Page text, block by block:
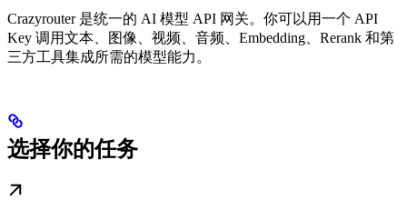
Crazyrouter 是统一的 AI 模型 API 网关。你可以用一个 API
Key 调用文本、图像、视频、音频、Embedding、Rerank 和第
三方工具集成所需的模型能力。
选择你的任务